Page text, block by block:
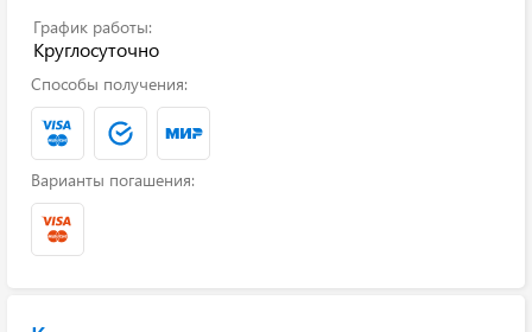
График работы:
Круглосуточно
Способы получения:
Варианты погашения: